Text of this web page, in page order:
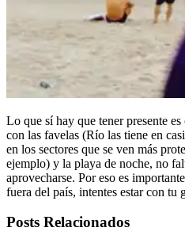
Lo que sí hay que tener presente
con las favelas (Río las tiene en
en los sectores que se ven más
ejemplo) y la playa de noche, no
aprovecharse. Por eso es
fuera del país, intentes estar con tu
Posts Relacionados